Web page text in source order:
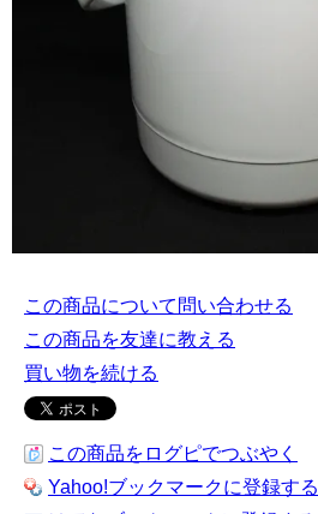
この商品について問い合わせる
この商品を友達に教える
買い物を続ける
この商品をログピでつぶやく
Yahoo!ブックマークに登録する